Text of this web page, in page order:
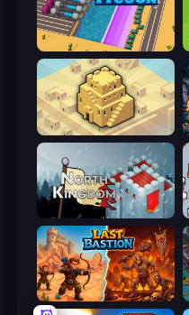
Dig Tycoon
City Blocks
North Kingdom: Siege Castle
Last Bastion